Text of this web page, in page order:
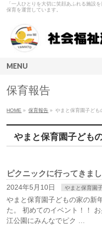
「一人ひとりを大切に笑顔あふれる施設
保育を運営しています。
MENU
保育報告
HOME » 保育報告 » やまと保育園子ども
やまと保育園子ども
ピクニックに行ってきまし
2024年5月10日 やまと保育園
やまと保育園子どもの家の新
た。 初めてのイベント！！
江公園にみんなでピク …